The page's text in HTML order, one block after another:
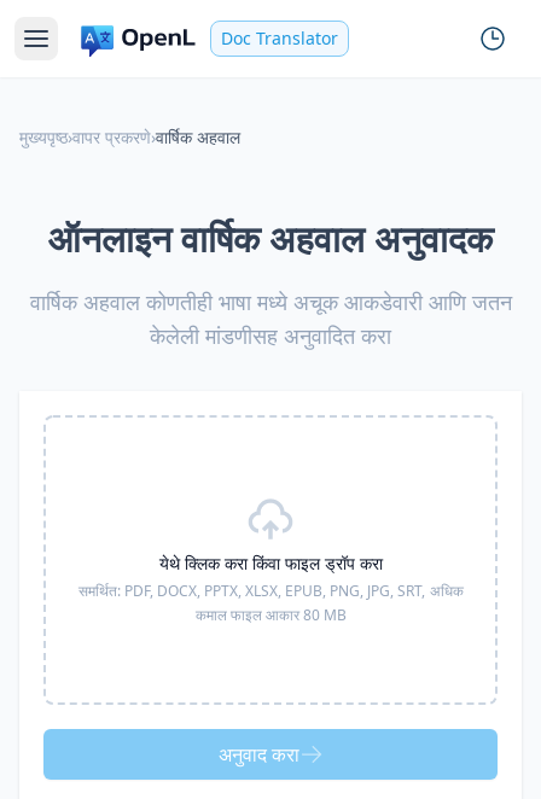
Doc Translator
मुख्यपृष्ठ›वापर प्रकरणे›वार्षिक अहवाल
ऑनलाइन वार्षिक अहवाल अनुवादक
वार्षिक अहवाल कोणतीही भाषा मध्ये अचूक आकडेवारी आणि जतन
केलेली मांडणीसह अनुवादित करा
येथे क्लिक करा किंवा फाइल ड्रॉप करा
समर्थित: PDF, DOCX, PPTX, XLSX, EPUB, PNG, JPG, SRT, अधिक
कमाल फाइल आकार 80 MB
अनुवाद करा